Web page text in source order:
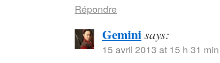
Répondre
Geminisays:
15 avril 2013 at 15 h 31 min